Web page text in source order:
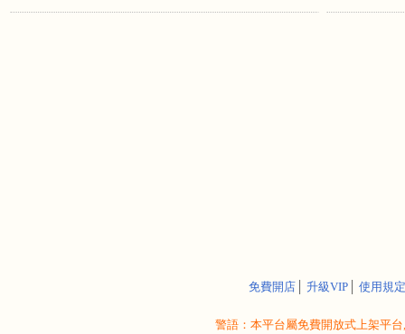
免費開店│ 升級VIP│ 使用規定
警語：本平台屬免費開放式上架平